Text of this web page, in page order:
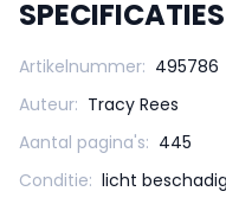
SPECIFICATIES
Artikelnummer: 495786
Auteur: Tracy Rees
Aantal pagina's: 445
Conditie: licht